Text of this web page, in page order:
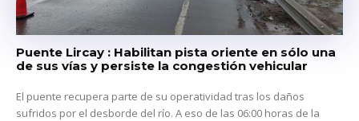
Puente Lircay : Habilitan pista oriente en sólo una
de sus vías y persiste la congestión vehicular
El puente recupera parte de su operatividad tras los daños
sufridos por el desborde del río. A eso de las 06:00 horas de la